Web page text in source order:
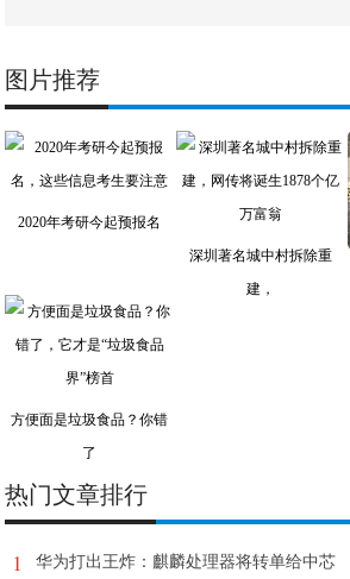
图片推荐
2020年考研今起预报名
深圳著名城中村拆除重
建，
方便面是垃圾食品？你错
了
热门文章排行
1 华为打出王炸：麒麟处理器将转单给中芯